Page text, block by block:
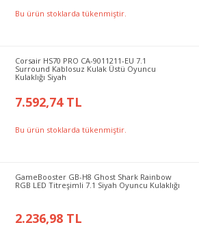
Bu ürün stoklarda tükenmiştir.
Corsair HS70 PRO CA-9011211-EU 7.1
Surround Kablosuz Kulak Üstü Oyuncu
Kulaklığı Siyah
7.592,74 TL
Bu ürün stoklarda tükenmiştir.
GameBooster GB-H8 Ghost Shark Rainbow
RGB LED Titreşimli 7.1 Siyah Oyuncu Kulaklığı
2.236,98 TL